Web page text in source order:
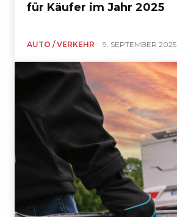
für Käufer im Jahr 2025
AUTO / VERKEHR 9. SEPTEMBER 2025